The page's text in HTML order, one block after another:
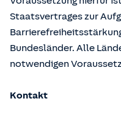
Staatsvertrages zur
Bundesländer. Alle
notwendigen
Kontakt